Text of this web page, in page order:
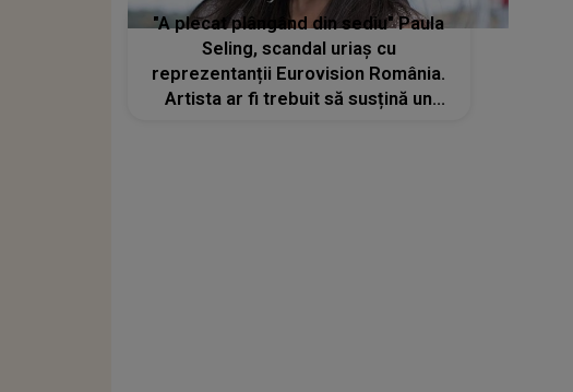
"A plecat plângând din sediu" Paula
Seling, scandal uriaș cu
reprezentanții Eurovision România.
Artista ar fi trebuit să susțină un